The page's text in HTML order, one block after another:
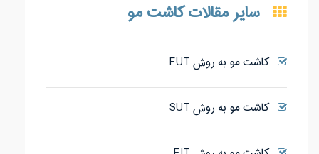
سایر مقالات کاشت مو
کاشت مو به روش FUT
کاشت مو به روش SUT